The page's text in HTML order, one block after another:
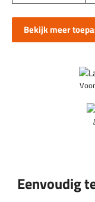
Bekijk meer
Eenvoudig